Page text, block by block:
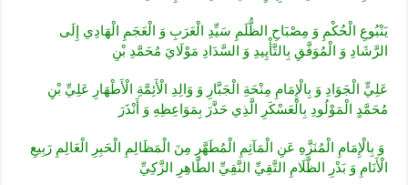
يَنْبُوعِ الْحُكْمِ وَ مِصْبَاحِ الظُّلَمِ سَيِّدِ الْعَرَبِ وَ الْعَجَمِ الْهَادِي إِلَى
الرَّشَادِ وَ الْمُوَفَّقِ بِالتَّأْيِيدِ وَ السَّدَادِ مَوْلَايَ مُحَمَّدِ بْنِ
عَلِيٍّ الْجَوَادِ وَ بِالْإِمَامِ مِنْحَةِ الْجَبَّارِ وَ وَالِدِ الْأَئِمَّةِ الْأَطْهَارِ عَلِيِّ بْنِ
مُحَمَّدٍ الْمَوْلُودِ بِالْعَسْكَرِ الَّذِي حَذَّرَ بِمَوَاعِظِهِ وَ أَنْذَرَ
وَ بِالْإِمَامِ الْمُنَزَّهِ عَنِ الْمَآثِمِ الْمُطَهَّرِ مِنَ الْمَظَالِمِ الْحَبِرِ الْعَالِمِ رَبِيعِ
الْأَنَامِ وَ بَدْرِ الظَّلَامِ التَّقِيِّ النَّقِيِّ الطَّاهِرِ الزَّكِيِّ